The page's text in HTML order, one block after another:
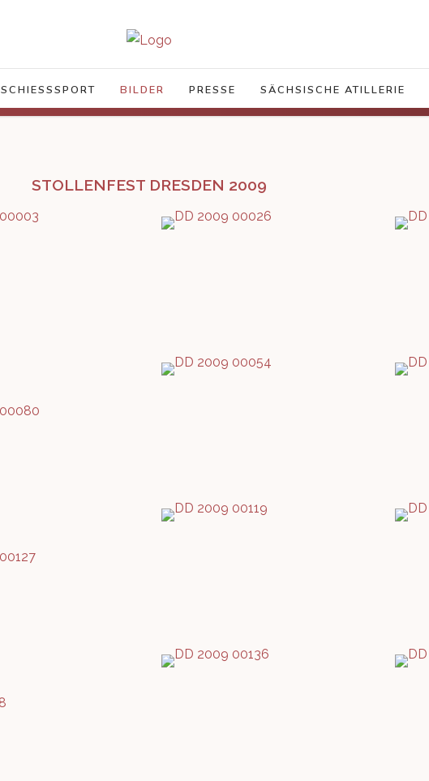
SCHIESSSPORT BILDER PRESSE SÄCHSISCHE ATILLERIE
STOLLENFEST DRESDEN 2009